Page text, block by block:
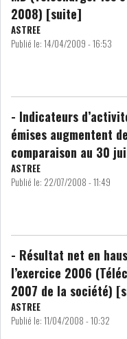
SICAV
GRAPHIQUE TUNINDEX
GRAPHIQUE DU
SECTEURS
2008) [suite]
ASTREE
Publié le: 14/04/2009 - 16:53
- Indicateurs
émises augmentent
comparaison au 30
ASTREE
Publié le: 22/07/2008 - 11:49
- Résultat net en
l’exercice 2006
2007 de la société)
ASTREE
Publié le: 11/04/2008 - 10:32